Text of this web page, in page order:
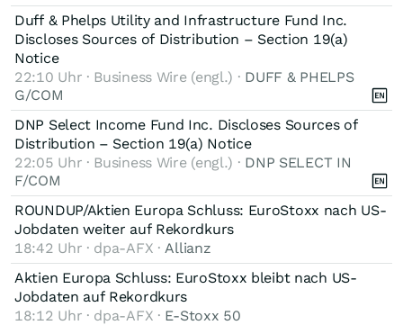
Duff & Phelps Utility and Infrastructure Fund Inc.
Discloses Sources of Distribution – Section 19(a)
Notice
22:10 Uhr · Business Wire (engl.) · DUFF & PHELPS
G/COM
DNP Select Income Fund Inc. Discloses Sources of
Distribution – Section 19(a) Notice
22:05 Uhr · Business Wire (engl.) · DNP SELECT IN
F/COM
ROUNDUP/Aktien Europa Schluss: EuroStoxx nach US-
Jobdaten weiter auf Rekordkurs
18:42 Uhr · dpa-AFX · Allianz
Aktien Europa Schluss: EuroStoxx bleibt nach US-
Jobdaten auf Rekordkurs
18:12 Uhr · dpa-AFX · E-Stoxx 50